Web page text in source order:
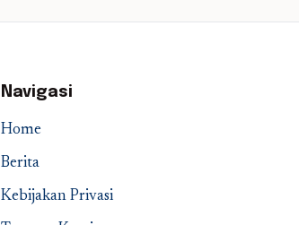
Navigasi
Home
Berita
Kebijakan Privasi